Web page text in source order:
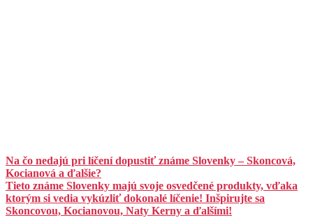
Na čo nedajú pri líčení dopustiť známe Slovenky – Skoncová,
Kocianová a ďalšie?
Tieto známe Slovenky majú svoje osvedčené produkty, vďaka
ktorým si vedia vykúzliť dokonalé líčenie! Inšpirujte sa
Skoncovou, Kocianovou, Naty Kerny a ďalšími!